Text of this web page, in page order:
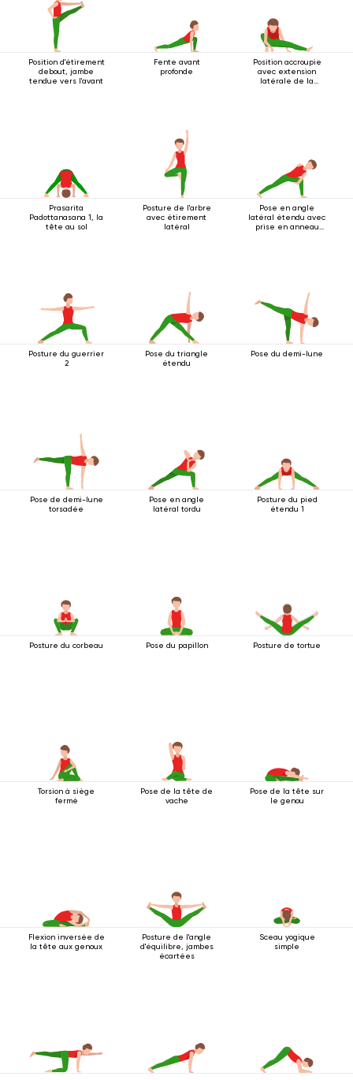
Position d'étirement
debout, jambe
tendue vers l'avant
Fente avant
profonde
Position accroupie
avec extension
latérale de la
Prasarita
Padottanasana 1, la
tête au sol
Posture de l'arbre
avec étirement
latéral
Pose en angle
latéral étendu avec
prise en anneau
Posture du guerrier
2
Pose du triangle
étendu
Pose du demi-lune
Pose de demi-lune
torsadée
Pose en angle
latéral tordu
Posture du pied
étendu 1
Posture du corbeau Pose du papillon Posture de tortue
Torsion à siège
fermé
Pose de la tête de
vache
Pose de la tête sur
le genou
Flexion inversée de
la tête aux genoux
Posture de l'angle
d'équilibre, jambes
écartées
Sceau yogique
simple